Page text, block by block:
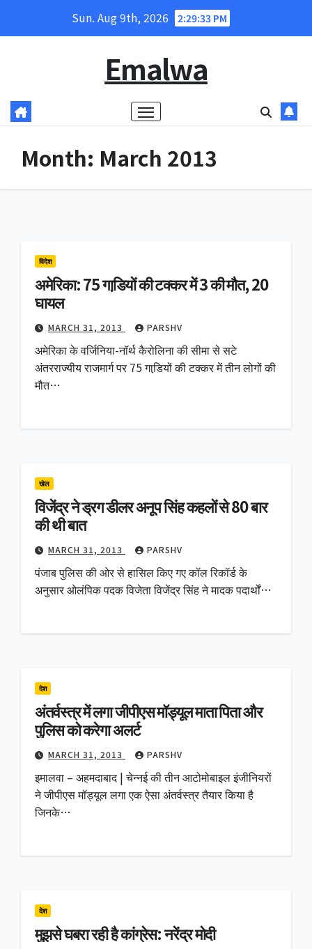
Sun. Aug 9th, 2026 2:29:34 PM
Emalwa
Month: March 2013
विदेश
अमेरिका: 75 गाडि़यों की टक्कर में 3 की मौत, 20
घायल
MARCH 31, 2013 PARSHV
अमेरिका के वर्जिनिया-नॉर्थ कैरोलिना की सीमा से सटे
अंतरराज्यीय राजमार्ग पर 75 गाडि़यों की टक्कर में तीन लोगों की
मौत…
खेल
विजेंद्र ने ड्रग डीलर अनूप सिंह कहलों से 80 बार
की थी बात
MARCH 31, 2013 PARSHV
पंजाब पुलिस की ओर से हासिल किए गए कॉल रिकॉर्ड के
अनुसार ओलंपिक पदक विजेता विजेंद्र सिंह ने मादक पदार्थों…
देश
अंतर्वस्त्र में लगा जीपीएस मॉड्यूल माता पिता और
पुलिस को करेगा अलर्ट
MARCH 31, 2013 PARSHV
इमालवा – अहमदाबाद | चेन्नई की तीन आटोमोबाइल इंजीनियरों
ने जीपीएस मॉड्यूल लगा एक ऐसा अंतर्वस्त्र तैयार किया है
जिनके…
देश
मुझसे घबरा रही है कांग्रेस: नरेंद्र मोदी